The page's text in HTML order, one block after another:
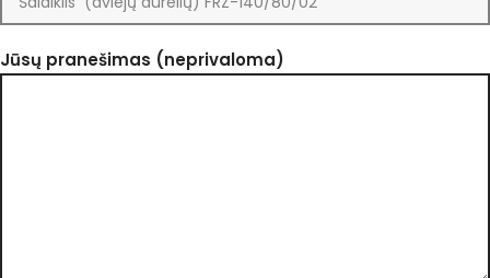
Jūsų pranešimas (neprivaloma)